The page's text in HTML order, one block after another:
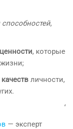
способностей,
, которые
личности,
‘
— эксперт